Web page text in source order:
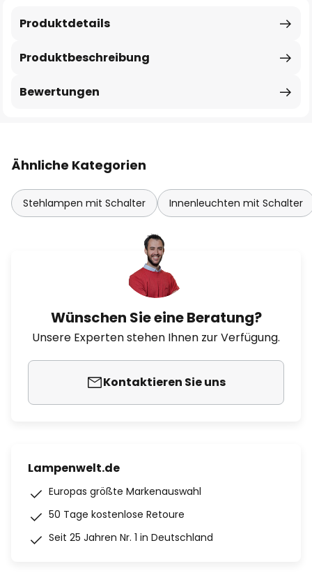
Produktbeschreibung
Produktdetails
Bewertungen
Ähnliche Kategorien
Stehlampen mit Schalter Innenleuchten mit Schalter
Wünschen Sie eine Beratung?
Unsere Experten stehen Ihnen zur Verfügung.
Kontaktieren Sie uns
Lampenwelt.de
Europas größte Markenauswahl
50 Tage kostenlose Retoure
Seit 25 Jahren Nr. 1 in Deutschland